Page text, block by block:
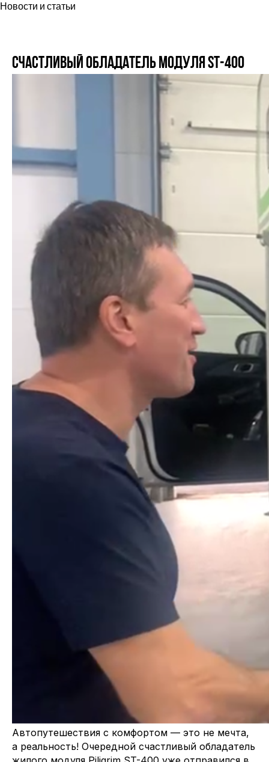
Новости и статьи
Счастливый обладатель модуля ST-400
Автопутешествия с комфортом — это не мечта,
а реальность! Очередной счастливый обладатель